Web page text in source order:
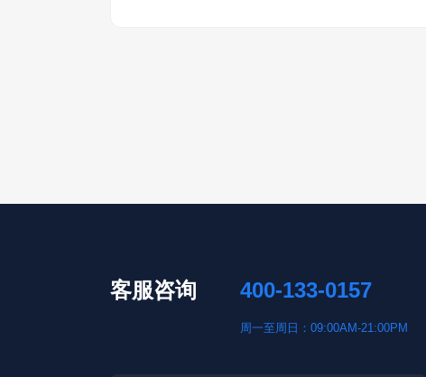
客服咨询 400-133-0157
周一至周日：09:00AM-21:00PM